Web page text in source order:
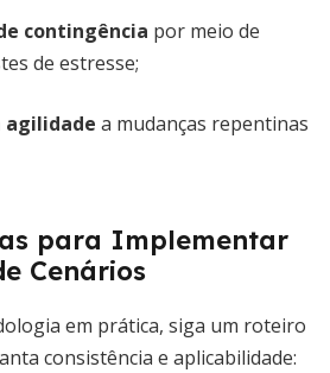
contingência por meio de
de estresse;
agilidade a mudanças repentinas
para Implementar
Cenários
em prática, siga um roteiro
consistência e aplicabilidade: